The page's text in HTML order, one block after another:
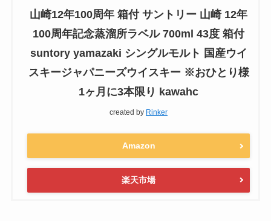
山崎12年100周年 箱付 サントリー 山崎 12年
100周年記念蒸溜所ラベル 700ml 43度 箱付
suntory yamazaki シングルモルト 国産ウイ
スキージャパニーズウイスキー ※おひとり様
1ヶ月に3本限り kawahc
created by Rinker
Amazon
楽天市場